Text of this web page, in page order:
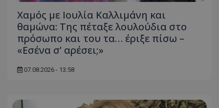
Χαμός με Ιουλία Καλλιμάνη και
θαμώνα: Της πέταξε λουλούδια στο
πρόσωπο και του τα… έριξε πίσω –
«Εσένα σ’ αρέσει;»
07.08.2026 - 13:58